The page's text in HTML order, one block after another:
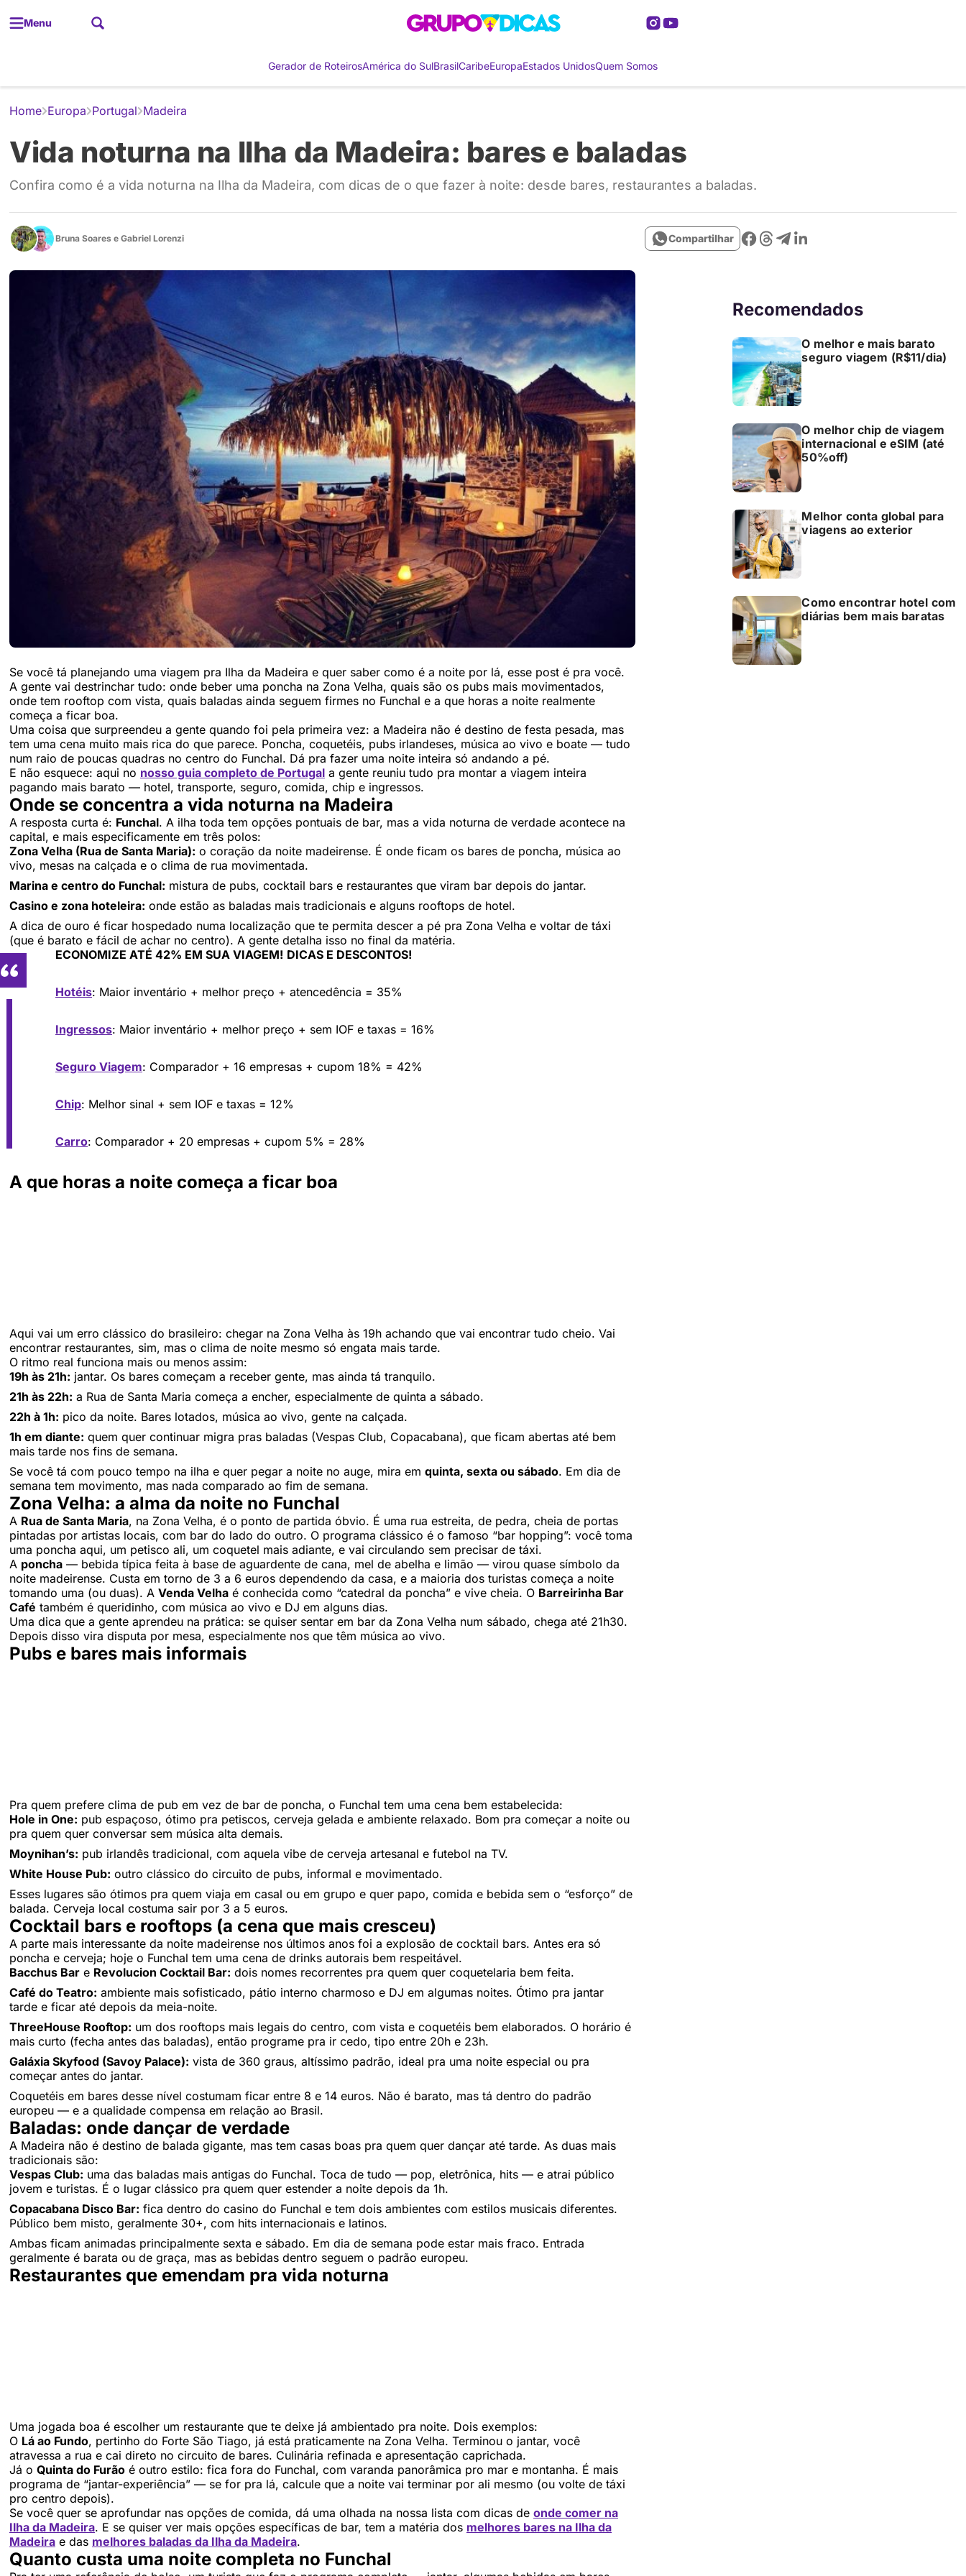
Menu
Gerador de RoteirosAmérica do SulBrasilCaribeEuropaEstados UnidosQuem Somos
Home Europa Portugal Madeira
Vida noturna na Ilha da Madeira: bares e baladas
Confira como é a vida noturna na Ilha da Madeira, com dicas de o que fazer à noite: desde bares, restaurantes a baladas.
Bruna Soares e Gabriel Lorenzi Compartilhar
Se você tá planejando uma viagem pra Ilha da Madeira e quer saber como é a noite por lá, esse post é pra você.
A gente vai destrinchar tudo: onde beber uma poncha na Zona Velha, quais são os pubs mais movimentados,
onde tem rooftop com vista, quais baladas ainda seguem firmes no Funchal e a que horas a noite realmente
começa a ficar boa.
Uma coisa que surpreendeu a gente quando foi pela primeira vez: a Madeira não é destino de festa pesada, mas
tem uma cena muito mais rica do que parece. Poncha, coquetéis, pubs irlandeses, música ao vivo e boate — tudo
num raio de poucas quadras no centro do Funchal. Dá pra fazer uma noite inteira só andando a pé.
E não esquece: aqui no nosso guia completo de Portugal a gente reuniu tudo pra montar a viagem inteira
pagando mais barato — hotel, transporte, seguro, comida, chip e ingressos.
Onde se concentra a vida noturna na Madeira
A resposta curta é: Funchal. A ilha toda tem opções pontuais de bar, mas a vida noturna de verdade acontece na
capital, e mais especificamente em três polos:
Zona Velha (Rua de Santa Maria): o coração da noite madeirense. É onde ficam os bares de poncha, música ao
vivo, mesas na calçada e o clima de rua movimentada.
Marina e centro do Funchal: mistura de pubs, cocktail bars e restaurantes que viram bar depois do jantar.
Casino e zona hoteleira: onde estão as baladas mais tradicionais e alguns rooftops de hotel.
A dica de ouro é ficar hospedado numa localização que te permita descer a pé pra Zona Velha e voltar de táxi
(que é barato e fácil de achar no centro). A gente detalha isso no final da matéria.
ECONOMIZE ATÉ 42% EM SUA VIAGEM! DICAS E DESCONTOS!
Hotéis: Maior inventário + melhor preço + atencedência = 35%
Ingressos: Maior inventário + melhor preço + sem IOF e taxas = 16%
Seguro Viagem: Comparador + 16 empresas + cupom 18% = 42%
Chip: Melhor sinal + sem IOF e taxas = 12%
Carro: Comparador + 20 empresas + cupom 5% = 28%
A que horas a noite começa a ficar boa
Aqui vai um erro clássico do brasileiro: chegar na Zona Velha às 19h achando que vai encontrar tudo cheio. Vai
encontrar restaurantes, sim, mas o clima de noite mesmo só engata mais tarde.
O ritmo real funciona mais ou menos assim:
19h às 21h: jantar. Os bares começam a receber gente, mas ainda tá tranquilo.
21h às 22h: a Rua de Santa Maria começa a encher, especialmente de quinta a sábado.
22h à 1h: pico da noite. Bares lotados, música ao vivo, gente na calçada.
1h em diante: quem quer continuar migra pras baladas (Vespas Club, Copacabana), que ficam abertas até bem
mais tarde nos fins de semana.
Se você tá com pouco tempo na ilha e quer pegar a noite no auge, mira em quinta, sexta ou sábado. Em dia de
semana tem movimento, mas nada comparado ao fim de semana.
Zona Velha: a alma da noite no Funchal
A Rua de Santa Maria, na Zona Velha, é o ponto de partida óbvio. É uma rua estreita, de pedra, cheia de portas
pintadas por artistas locais, com bar do lado do outro. O programa clássico é o famoso “bar hopping”: você toma
uma poncha aqui, um petisco ali, um coquetel mais adiante, e vai circulando sem precisar de táxi.
A poncha — bebida típica feita à base de aguardente de cana, mel de abelha e limão — virou quase símbolo da
noite madeirense. Custa em torno de 3 a 6 euros dependendo da casa, e a maioria dos turistas começa a noite
tomando uma (ou duas). A Venda Velha é conhecida como “catedral da poncha” e vive cheia. O Barreirinha Bar
Café também é queridinho, com música ao vivo e DJ em alguns dias.
Uma dica que a gente aprendeu na prática: se quiser sentar em bar da Zona Velha num sábado, chega até 21h30.
Depois disso vira disputa por mesa, especialmente nos que têm música ao vivo.
Pubs e bares mais informais
Pra quem prefere clima de pub em vez de bar de poncha, o Funchal tem uma cena bem estabelecida:
Hole in One: pub espaçoso, ótimo pra petiscos, cerveja gelada e ambiente relaxado. Bom pra começar a noite ou
pra quem quer conversar sem música alta demais.
Moynihan’s: pub irlandês tradicional, com aquela vibe de cerveja artesanal e futebol na TV.
White House Pub: outro clássico do circuito de pubs, informal e movimentado.
Esses lugares são ótimos pra quem viaja em casal ou em grupo e quer papo, comida e bebida sem o “esforço” de
balada. Cerveja local costuma sair por 3 a 5 euros.
Cocktail bars e rooftops (a cena que mais cresceu)
A parte mais interessante da noite madeirense nos últimos anos foi a explosão de cocktail bars. Antes era só
poncha e cerveja; hoje o Funchal tem uma cena de drinks autorais bem respeitável.
Bacchus Bar e Revolucion Cocktail Bar: dois nomes recorrentes pra quem quer coquetelaria bem feita.
Café do Teatro: ambiente mais sofisticado, pátio interno charmoso e DJ em algumas noites. Ótimo pra jantar
tarde e ficar até depois da meia-noite.
ThreeHouse Rooftop: um dos rooftops mais legais do centro, com vista e coquetéis bem elaborados. O horário é
mais curto (fecha antes das baladas), então programe pra ir cedo, tipo entre 20h e 23h.
Galáxia Skyfood (Savoy Palace): vista de 360 graus, altíssimo padrão, ideal pra uma noite especial ou pra
começar antes do jantar.
Coquetéis em bares desse nível costumam ficar entre 8 e 14 euros. Não é barato, mas tá dentro do padrão
europeu — e a qualidade compensa em relação ao Brasil.
Baladas: onde dançar de verdade
A Madeira não é destino de balada gigante, mas tem casas boas pra quem quer dançar até tarde. As duas mais
tradicionais são:
Vespas Club: uma das baladas mais antigas do Funchal. Toca de tudo — pop, eletrônica, hits — e atrai público
jovem e turistas. É o lugar clássico pra quem quer estender a noite depois da 1h.
Copacabana Disco Bar: fica dentro do casino do Funchal e tem dois ambientes com estilos musicais diferentes.
Público bem misto, geralmente 30+, com hits internacionais e latinos.
Ambas ficam animadas principalmente sexta e sábado. Em dia de semana pode estar mais fraco. Entrada
geralmente é barata ou de graça, mas as bebidas dentro seguem o padrão europeu.
Restaurantes que emendam pra vida noturna
Uma jogada boa é escolher um restaurante que te deixe já ambientado pra noite. Dois exemplos:
O Lá ao Fundo, pertinho do Forte São Tiago, já está praticamente na Zona Velha. Terminou o jantar, você
atravessa a rua e cai direto no circuito de bares. Culinária refinada e apresentação caprichada.
Já o Quinta do Furão é outro estilo: fica fora do Funchal, com varanda panorâmica pro mar e montanha. É mais
programa de “jantar-experiência” — se for pra lá, calcule que a noite vai terminar por ali mesmo (ou volte de táxi
pro centro depois).
Se você quer se aprofundar nas opções de comida, dá uma olhada na nossa lista com dicas de onde comer na
Ilha da Madeira. E se quiser ver mais opções específicas de bar, tem a matéria dos melhores bares na Ilha da
Madeira e das melhores baladas da Ilha da Madeira.
Quanto custa uma noite completa no Funchal
Recomendados
O melhor e mais barato
seguro viagem (R$11/dia)
O melhor chip de viagem
internacional e eSIM (até
50%off)
Melhor conta global para
viagens ao exterior
Como encontrar hotel com
diárias bem mais baratas